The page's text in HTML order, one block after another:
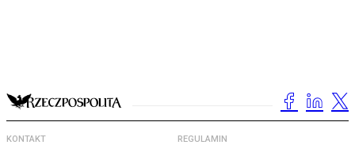
KONTAKT REGULAMIN